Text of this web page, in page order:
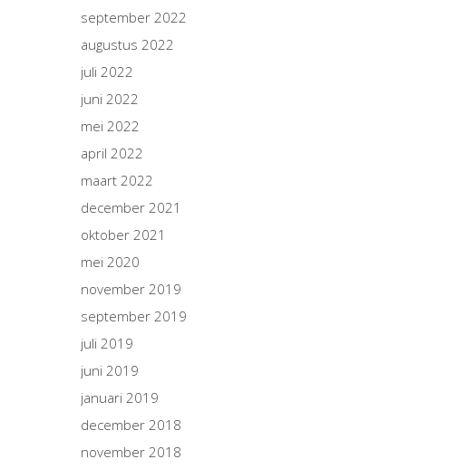
september 2022
augustus 2022
juli 2022
juni 2022
mei 2022
april 2022
maart 2022
december 2021
oktober 2021
mei 2020
november 2019
september 2019
juli 2019
juni 2019
januari 2019
december 2018
november 2018